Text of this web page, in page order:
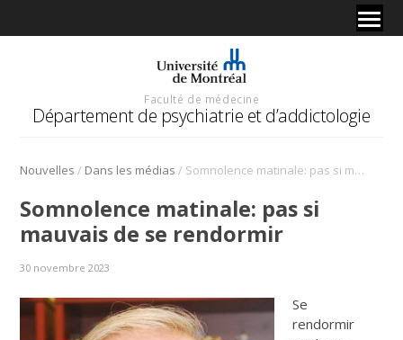
Faculté de médecine
Département de psychiatrie et d’addictologie
Nouvelles / Dans les médias / Somnolence matinale: pas si mauvais de se rendormir
Somnolence matinale: pas si
mauvais de se rendormir
30 novembre 2023
Se
rendormir